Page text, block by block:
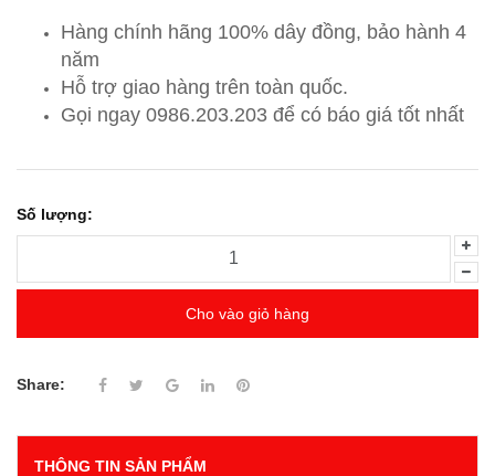
Hàng chính hãng 100% dây đồng, bảo hành 4
năm
Hỗ trợ giao hàng trên toàn quốc.
Gọi ngay 0986.203.203 để có báo giá tốt nhất
Số lượng:
Cho vào giỏ hàng
Share:
THÔNG TIN SẢN PHẨM